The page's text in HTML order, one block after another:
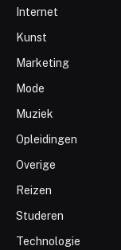
Internet
Kunst
Marketing
Mode
Muziek
Opleidingen
Overige
Reizen
Studeren
Technologie